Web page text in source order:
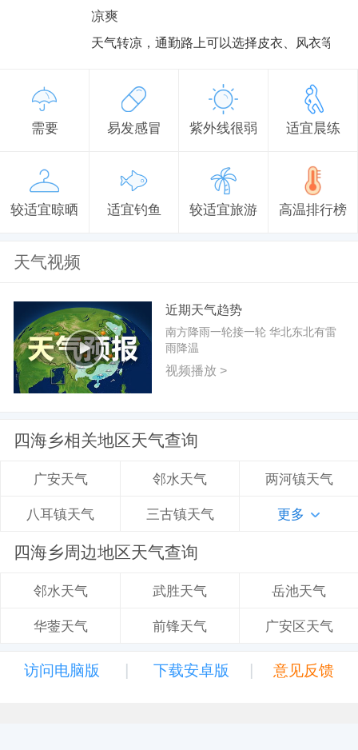
凉爽
天气转凉，通勤路上可以选择皮衣、风衣等防
需要 易发感冒 紫外线很弱 适宜晨练
较适宜晾晒 适宜钓鱼 较适宜旅游 高温排行榜
天气视频
近期天气趋势
南方降雨一轮接一轮 华北东北有雷
雨降温
视频播放 >
四海乡相关地区天气查询
广安天气 邻水天气 两河镇天气
八耳镇天气 三古镇天气 更多
四海乡周边地区天气查询
邻水天气 武胜天气 岳池天气
华蓥天气 前锋天气 广安区天气
访问电脑版 | 下载安卓版 | 意见反馈